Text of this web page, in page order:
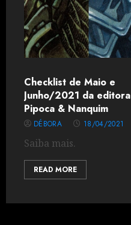
Checklist de Maio e
Junho/2021 da editora
Pipoca & Nanquim
DÉBORA 18/04/2021
Saiba mais.
READ MORE